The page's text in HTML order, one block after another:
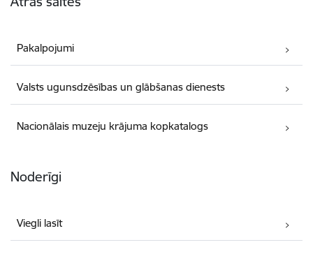
Pakalpojumi
Valsts ugunsdzēsības un glābšanas dienests
Nacionālais muzeju krājuma kopkatalogs
Noderīgi
Viegli lasīt